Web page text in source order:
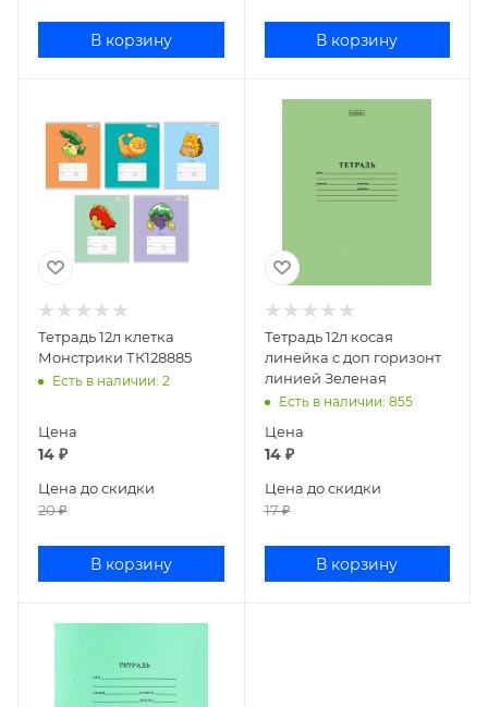
В корзину В корзину
Тетрадь 12л клетка
Монстрики ТК128885
Есть в наличии: 2
Цена
14 ₽
Цена до скидки
20₽
В корзину
Тетрадь 12л косая
линейка с доп горизонт
линией Зеленая
Есть в наличии: 855
Цена
14₽
Цена до скидки
17₽
В корзину